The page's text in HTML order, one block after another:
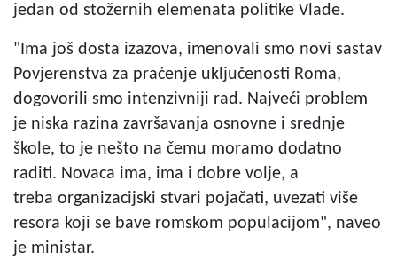
jedan od stožernih elemenata politike Vlade.
"Ima još dosta izazova, imenovali smo novi sastav
Povjerenstva za praćenje uključenosti Roma,
dogovorili smo intenzivniji rad. Najveći problem
je niska razina završavanja osnovne i srednje
škole, to je nešto na čemu moramo dodatno
raditi. Novaca ima, ima i dobre volje, a
treba organizacijski stvari pojačati, uvezati više
resora koji se bave romskom populacijom", naveo
je ministar.